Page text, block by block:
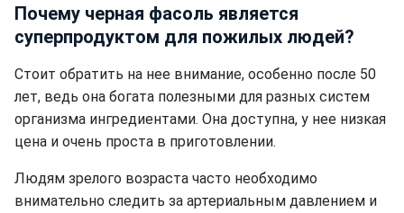
Почему черная фасоль является
суперпродуктом для пожилых людей?
Стоит обратить на нее внимание, особенно после 50
лет, ведь она богата полезными для разных систем
организма ингредиентами. Она доступна, у нее низкая
цена и очень проста в приготовлении.
Людям зрелого возраста часто необходимо
внимательно следить за артериальным давлением и